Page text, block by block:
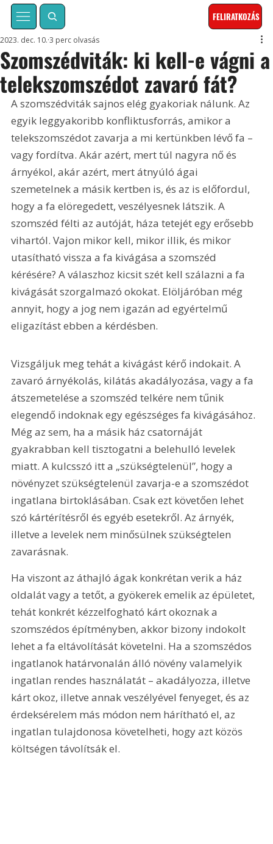
FELIRATKOZÁS
Szomszédviták: ki kell-e vágni a
telekszomszédot zavaró fát?
2023. dec. 10. 3 perc olvasás
A szomszédviták sajnos elég gyakoriak nálunk. Az
egyik leggyakoribb konfliktusforrás, amikor a
telekszomszédot zavarja a mi kertünkben lévő fa –
vagy fordítva. Akár azért, mert túl nagyra nő és
árnyékol, akár azért, mert átnyúló ágai
szemetelnek a másik kertben is, és az is előfordul,
hogy a fa elöregedett, veszélyesnek látszik. A
szomszéd félti az autóját, háza tetejét egy erősebb
vihartól. Vajon mikor kell, mikor illik, és mikor
utasítható vissza a fa kivágása a szomszéd
kérésére? A válaszhoz kicsit szét kell szálazni a fa
kivágását szorgalmazó okokat. Elöljáróban még
annyit, hogy a jog nem igazán ad egyértelmű
eligazítást ebben a kérdésben.
Vizsgáljuk meg tehát a kivágást kérő indokait. A
zavaró árnyékolás, kilátás akadályozása, vagy a fa
átszemetelése a szomszéd telkére nem tűnik
elegendő indoknak egy egészséges fa kivágásához.
Még az sem, ha a másik ház csatornáját
gyakrabban kell tisztogatni a belehulló levelek
miatt. A kulcsszó itt a „szükségtelenül”, hogy a
növényzet szükségtelenül zavarja-e a szomszédot
ingatlana birtoklásában. Csak ezt követően lehet
szó kártérítésről és egyéb esetekről. Az árnyék,
illetve a levelek nem minősülnek szükségtelen
zavarásnak.
Ha viszont az áthajló ágak konkrétan verik a ház
oldalát vagy a tetőt, a gyö­kerek emelik az épületet,
tehát konkrét kézzelfogható kárt okoznak a
szomszédos építményben, akkor bizony indokolt
lehet a fa eltávolítását követelni. Ha a szomszédos
ingatlanok határvonalán álló növény valamelyik
ingatlan rendes használatát – akadályozza, illetve
kárt okoz, illetve annak veszélyével fenyeget, és az
érdeksérelem más módon nem hárítható el, az
ingatlan tulajdonosa követelheti, hogy azt közös
költségen távolítsák el.